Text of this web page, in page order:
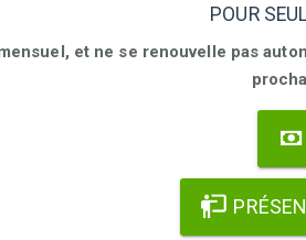
POUR
et ne se renouvelle pas